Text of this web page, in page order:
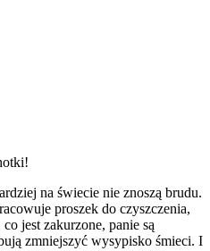
na świecie nie znoszą brudu.
proszek do czyszczenia,
jest zakurzone, panie są
zmniejszyć wysypisko śmieci. I